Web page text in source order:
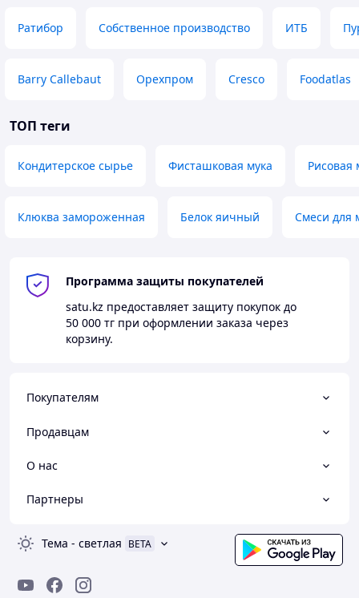
Ратибор Собственное производство ИТБ
Barry Callebaut Орехпром Cresco Foodatlas
ТОП теги
Кондитерское сырье Фисташковая мука Рисовая
Клюква замороженная Белок яичный Смеси для
Программа защиты покупателей
satu.kz предоставляет защиту покупок до
50 000 тг при оформлении заказа через
корзину.
Покупателям
Продавцам
О нас
Партнеры
Тема - светлая BETA